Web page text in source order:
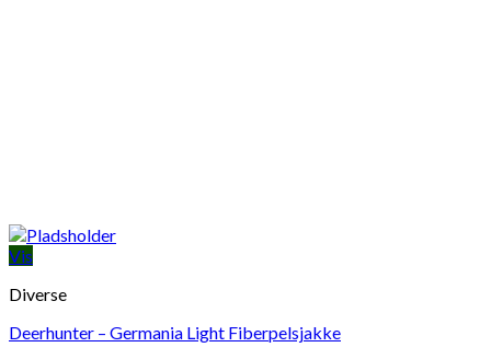
Vis
Diverse
Deerhunter – Germania Light Fiberpelsjakke